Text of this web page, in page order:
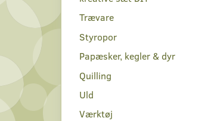
Trævare
Styropor
Papæsker, kegler & dyr
Quilling
Uld
Værktøj